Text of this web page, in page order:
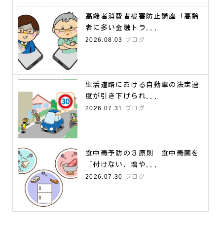
高齢者消費者被害防止講座「高齢
者に多い金融トラ...
2026.08.03
ブログ
生活道路における自動車の法定速
度が引き下げられ...
2026.07.31
ブログ
食中毒予防の３原則 食中毒菌を
「付けない、増や...
2026.07.30
ブログ